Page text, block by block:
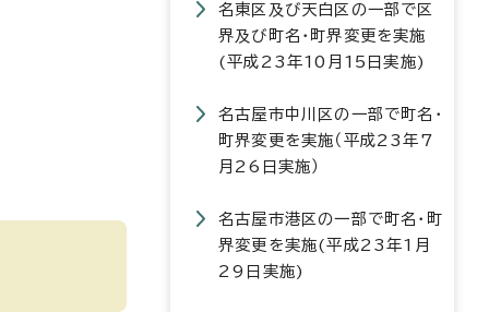
名東区及び天白区の一部で区
界及び町名・町界変更を実施
(平成23年10月15日実施)
名古屋市中川区の一部で町名・
町界変更を実施（平成23年7
月26日実施）
名古屋市港区の一部で町名・町
界変更を実施(平成23年1月
29日実施)